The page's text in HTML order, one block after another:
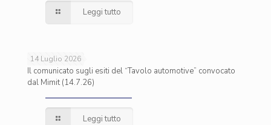
Leggi tutto
14 Luglio 2026
Il comunicato sugli esiti del “Tavolo automotive” convocato
dal Mimit (14.7.26)
Leggi tutto